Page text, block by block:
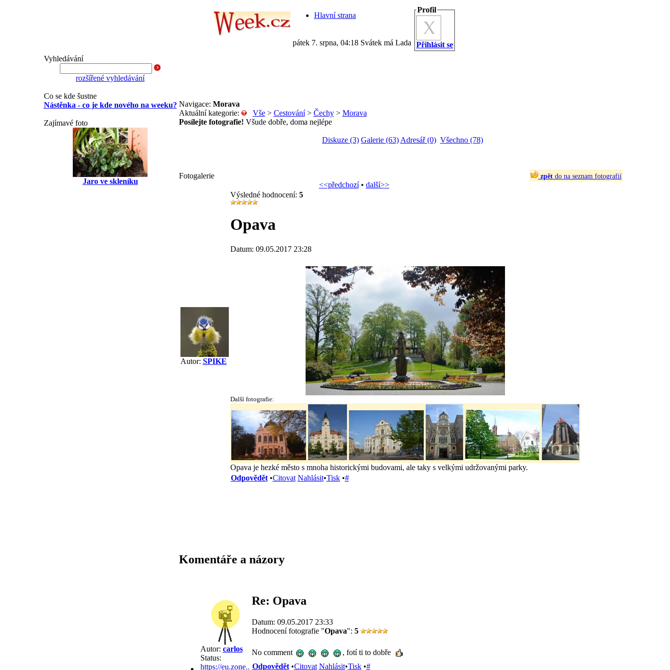
Hlavní strana
pátek 7. srpna, 04:18 Svátek má Lada
Profil
Přihlásit se
Vyhledávání
rozšířené vyhledávání
Co se kde šustne
Nástěnka - co je kde nového na weeku?
Zajímavé foto
Jaro ve skleníku
Navigace: Morava
Aktuální kategorie:
Vše> Cestování> Čechy> Morava
Posílejte fotografie! Všude dobře, doma nejlépe
Diskuze (3) Galerie (63) Adresář (0) Všechno (78)
zpětdo na seznam fotografií
Fotogalerie
<<předchozí• další>>
Autor: SPIKE
Výsledné hodnocení: 5
Opava
Datum: 09.05.2017 23:28
Další fotografie:
Opava je hezké město s mnoha historickými budovami, ale taky s velkými udržovanými parky.
Odpovědět•Citovat Nahlásit•Tisk•#
Komentáře a názory
Autor: carlos
Status:
https://eu.zone..
Re: Opava
Datum: 09.05.2017 23:33
Hodnocení fotografie "Opava": 5
No comment
, fotí ti to dobře
Odpovědět•Citovat Nahlásit•Tisk•#